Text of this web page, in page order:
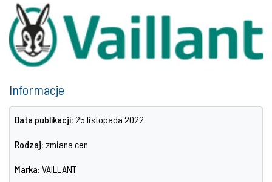
Informacje
Data publikacji: 25 listopada 2022
Rodzaj: zmiana cen
Marka: VAILLANT